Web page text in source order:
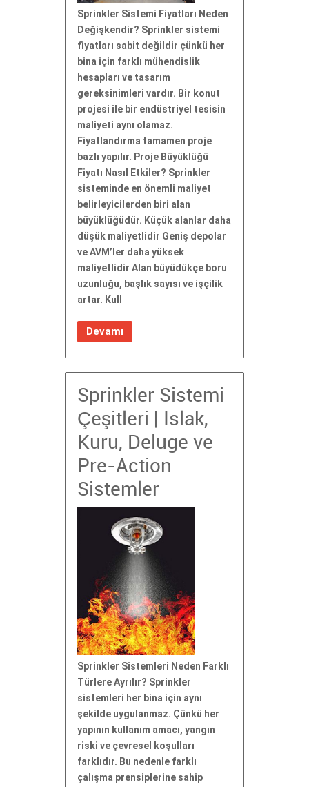
Sprinkler Sistemi Fiyatları Neden
Değişkendir? Sprinkler sistemi
fiyatları sabit değildir çünkü her
bina için farklı mühendislik
hesapları ve tasarım
gereksinimleri vardır. Bir konut
projesi ile bir endüstriyel tesisin
maliyeti aynı olamaz.
Fiyatlandırma tamamen proje
bazlı yapılır. Proje Büyüklüğü
Fiyatı Nasıl Etkiler? Sprinkler
sisteminde en önemli maliyet
belirleyicilerden biri alan
büyüklüğüdür. Küçük alanlar daha
düşük maliyetlidir Geniş depolar
ve AVM’ler daha yüksek
maliyetlidir Alan büyüdükçe boru
uzunluğu, başlık sayısı ve işçilik
artar. Kull
Devamı
Sprinkler Sistemi
Çeşitleri | Islak,
Kuru, Deluge ve
Pre-Action
Sistemler
Sprinkler Sistemleri Neden Farklı
Türlere Ayrılır? Sprinkler
sistemleri her bina için aynı
şekilde uygulanmaz. Çünkü her
yapının kullanım amacı, yangın
riski ve çevresel koşulları
farklıdır. Bu nedenle farklı
çalışma prensiplerine sahip